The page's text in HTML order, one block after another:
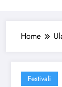
Home
Festivali